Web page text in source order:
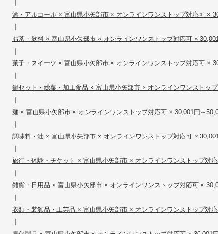
酒・アルコール × 富山県小矢部市 × オンラインワンストップ対応可 ×
|
お茶・飲料 × 富山県小矢部市 × オンラインワンストップ対応可 ×
|
菓子・スイーツ × 富山県小矢部市 × オンラインワンストップ対応可 ×
|
鍋セット・総菜・加工食品 × 富山県小矢部市 × オンラインワンストッ
|
麺 × 富山県小矢部市 × オンラインワンストップ対応可 × 30,001円～
|
調味料・油 × 富山県小矢部市 × オンラインワンストップ対応可 ×
|
旅行・体験・チケット × 富山県小矢部市 × オンラインワンストップ対
|
雑貨・日用品 × 富山県小矢部市 × オンラインワンストップ対応可 ×
|
衣類・装飾品・工芸品 × 富山県小矢部市 × オンラインワンストップ対
|